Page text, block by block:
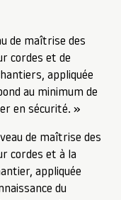
de maîtrise des
cordes et de
appliquée
au minimum de
en sécurité. »
de maîtrise des
cordes et à la
appliquée
du